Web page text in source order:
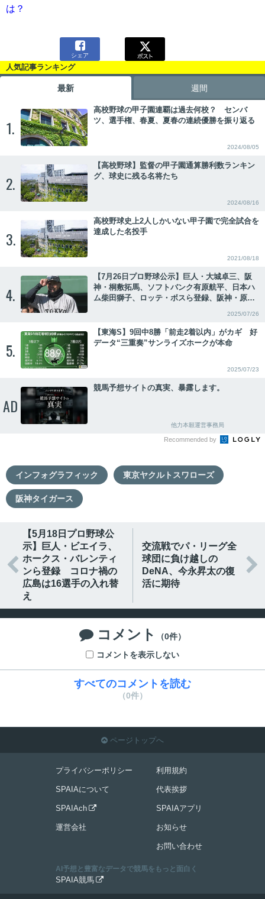
は？

シェア
人気記事ランキング
最新 週間
1.
高校野球の甲子園連覇は過去何校？ センバ
ツ、選手権、春夏、夏春の連続優勝を振り返る
2024/08/05
2.
【高校野球】監督の甲子園通算勝利数ランキン
グ、球史に残る名将たち
2024/08/16
3.
高校野球史上2人しかいない甲子園で完全試合を
達成した名投手
2021/08/18
4.
【7月26日プロ野球公示】巨人・大城卓三、阪
神・桐敷拓馬、ソフトバンク有原航平、日本ハ
ム柴田獅子、ロッテ・ボスら登録、阪神・原口
2025/07/26
5.
【東海S】9回中8勝「前走2着以内」がカギ 好
データ“三重奏”サンライズホークが本命
2025/07/23
AD
競馬予想サイトの真実、暴露します。
他力本願運営事務局
Recommended by
インフォグラフィック 東京ヤクルトスワローズ
阪神タイガース

【5月18日プロ野球公
示】巨人・ビエイラ、
ホークス・バレンティ
ンら登録 コロナ禍の
広島は16選手の入れ替
え
交流戦でパ・リーグ全
球団に負け越しの
DeNA、今永昇太の復
活に期待

 コメント
（0件）
コメントを表示しない
すべてのコメントを読む
（0件）
 ページトップへ
プライバシーポリシー
SPAIAについて
SPAIAch 
運営会社
利用規約
代表挨拶
SPAIAアプリ
お知らせ
お問い合わせ
AI予想と豊富なデータで競馬をもっと面白く
SPAIA競馬 